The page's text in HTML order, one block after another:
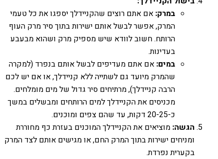
במרק: אם אתם רוצים שהקניידלך יספגו את כל טעמי
המרק, אפשר לבשל אותם ישירות בתוך סיר מרק העוף
הרותח. חשוב לוודא שיש מספיק מרק ושהוא מבעבע
בעדינות.
במים: אם אתם מעדיפים לבשל אותם בנפרד (למקרה
שהמרק מיועד גם לשתייה ללא קניידלך, או אם יש לכם
הרבה קניידלך), מרתיחים סיר גדול של מים מומלחים.
מכניסים את הקניידלך למים הרותחים ומבשלים במשך
כ-20-25 דקות, עד שהם צפים ומוכנים.
הגשה: מוציאים את הקניידלך המוכנים בעזרת כף מחוררת
ומניחים ישירות בתוך המרק החם, או מגישים אותם לצד המרק
בקערית נפרדת.